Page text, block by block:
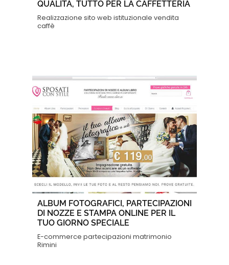
QUALITÀ, TUTTO PER LA CAFFETTERIA
Realizzazione sito web istituzionale vendita
caffè
ALBUM FOTOGRAFICI, PARTECIPAZIONI
DI NOZZE E STAMPA ONLINE PER IL
TUO GIORNO SPECIALE
E-commerce partecipazioni matrimonio
Rimini